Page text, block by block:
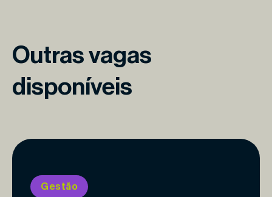
Outras vagas
disponíveis
Gestão